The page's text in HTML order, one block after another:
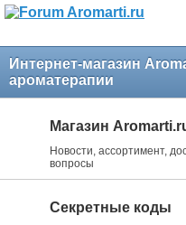
Интернет-магазин
ароматерапии
Магазин
Новости, ассортимент,
вопросы
Секретные коды